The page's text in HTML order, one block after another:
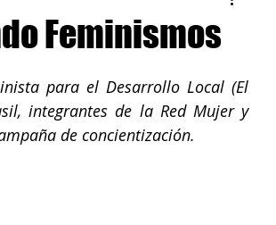
Feminismos
para el Desarrollo Local (El
integrantes de la Red Mujer y
de concientización.